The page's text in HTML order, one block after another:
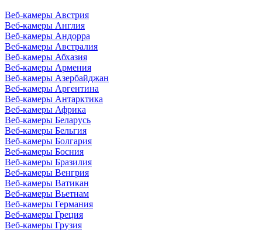
Веб-камеры Австрия
Веб-камеры Англия
Веб-камеры Андорра
Веб-камеры Австралия
Веб-камеры Абхазия
Веб-камеры Армения
Веб-камеры Азербайджан
Веб-камеры Аргентина
Веб-камеры Антарктика
Веб-камеры Африка
Веб-камеры Беларусь
Веб-камеры Бельгия
Веб-камеры Болгария
Веб-камеры Босния
Веб-камеры Бразилия
Веб-камеры Венгрия
Веб-камеры Ватикан
Веб-камеры Вьетнам
Веб-камеры Германия
Веб-камеры Греция
Веб-камеры Грузия